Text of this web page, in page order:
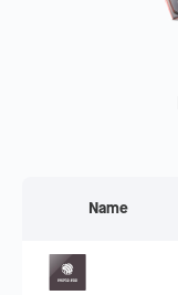
Name